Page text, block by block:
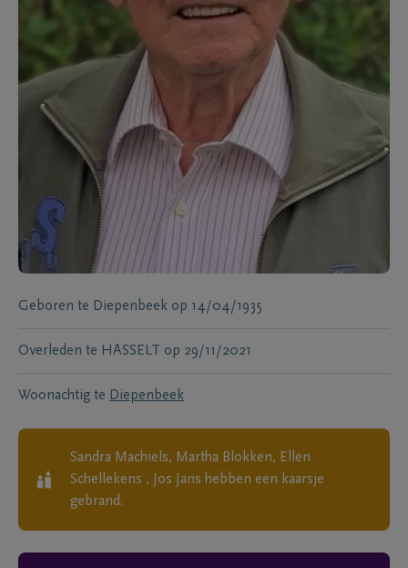
Geboren te Diepenbeek op 14/04/1935
Overleden te HASSELT op 29/11/2021
Woonachtig te Diepenbeek
Sandra Machiels, Martha Blokken, Ellen
Schellekens , Jos Jans hebben een kaarsje
gebrand.